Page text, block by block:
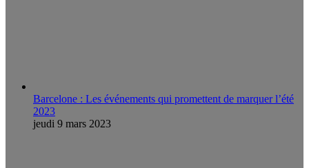
Barcelone : Les événements qui promettent de marquer l’été
2023
jeudi 9 mars 2023